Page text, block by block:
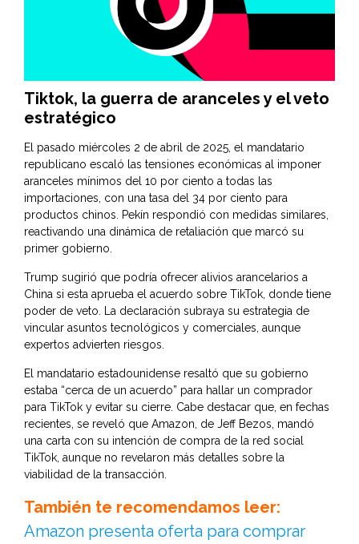
Tiktok, la guerra de aranceles y el veto
estratégico
El pasado miércoles 2 de abril de 2025, el mandatario
republicano escaló las tensiones económicas al imponer
aranceles mínimos del 10 por ciento a todas las
importaciones, con una tasa del 34 por ciento para
productos chinos. Pekín respondió con medidas similares,
reactivando una dinámica de retaliación que marcó su
primer gobierno.
Trump sugirió que podría ofrecer alivios arancelarios a
China si esta aprueba el acuerdo sobre TikTok, donde tiene
poder de veto. La declaración subraya su estrategia de
vincular asuntos tecnológicos y comerciales, aunque
expertos advierten riesgos.
El mandatario estadounidense resaltó que su gobierno
estaba “cerca de un acuerdo” para hallar un comprador
para TikTok y evitar su cierre. Cabe destacar que, en fechas
recientes, se reveló que Amazon, de Jeff Bezos, mandó
una carta con su intención de compra de la red social
TikTok, aunque no revelaron más detalles sobre la
viabilidad de la transacción.
También te recomendamos leer:
Amazon presenta oferta para comprar